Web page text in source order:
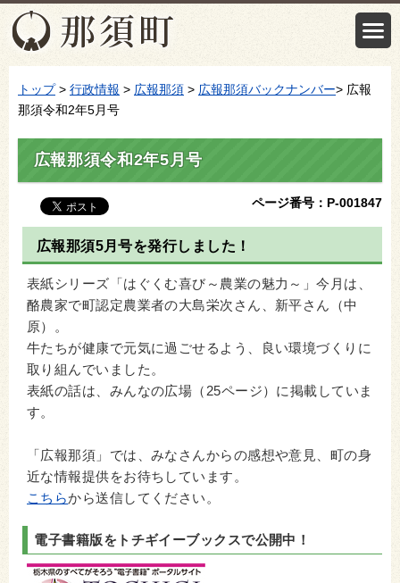
トップ> 行政情報 > 広報那須 > 広報那須バックナンバー> 広報
那須令和2年5月号
広報那須令和2年5月号
ページ番号：P-001847
広報那須5月号を発行しました！
表紙シリーズ「はぐくむ喜び～農業の魅力～」今月は、
酪農家で町認定農業者の大島栄次さん、新平さん（中
原）。
牛たちが健康で元気に過ごせるよう、良い環境づくりに
取り組んでいました。
表紙の話は、みんなの広場（25ページ）に掲載していま
す。
「広報那須」では、みなさんからの感想や意見、町の身
近な情報提供をお待ちしています。
こちらから送信してください。
電子書籍版をトチギイーブックスで公開中！